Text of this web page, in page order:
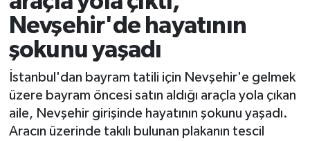
Nevşehir'de hayatının
şokunu yaşadı
İstanbul'dan bayram tatili için Nevşehir'e gelmek
üzere bayram öncesi satın aldığı araçla yola çıkan
aile, Nevşehir girişinde hayatının şokunu yaşadı.
Aracın üzerinde takılı bulunan plakanın tescil
Ekonomi
Sağlık
Tokat Haber